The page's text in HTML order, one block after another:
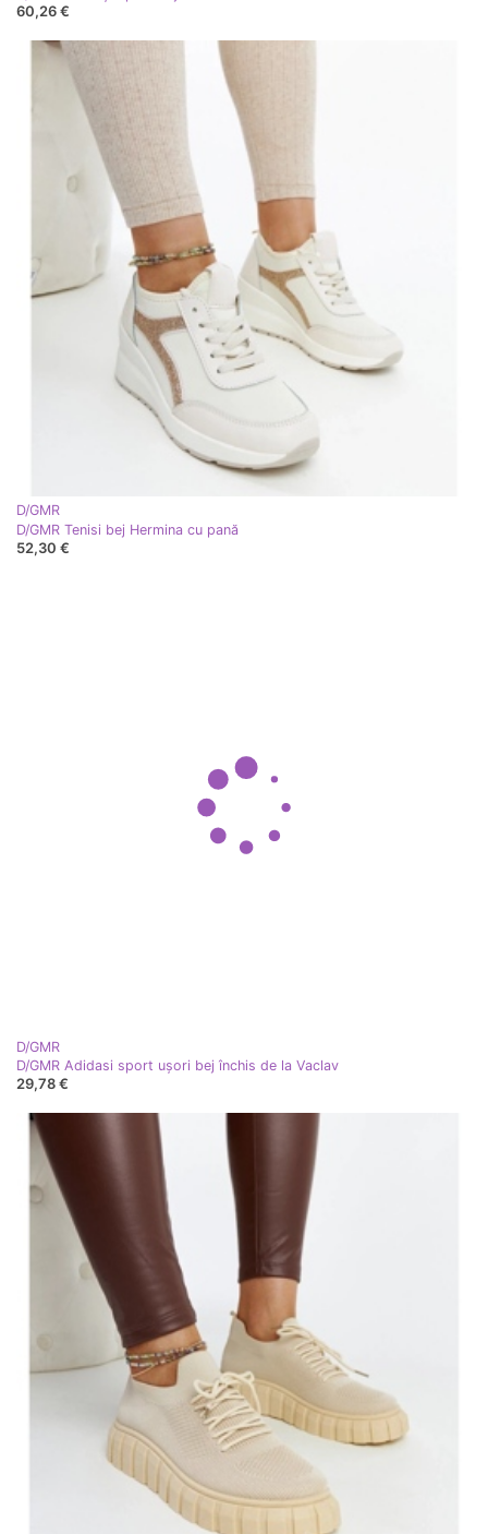
60,26 €
D/GMR
D/GMR Tenisi bej Hermina cu pană
52,30 €
D/GMR
D/GMR Adidasi sport ușori bej închis de la Vaclav
29,78 €